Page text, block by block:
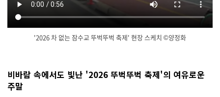
'2026 차 없는 잠수교 뚜벅뚜벅 축제' 현장 스케치 ©양정화
수
교 보
행
로 위
비바람 속에서도 빛난 '2026 뚜벅뚜벅 축제'의 여유로운
주말